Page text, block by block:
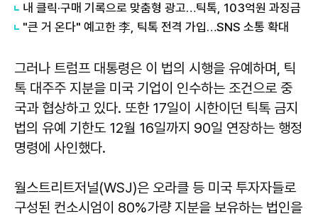
내 클릭·구매 기록으로 맞춤형 광고…틱톡, 103억원 과징금
"큰 거 온다" 예고한 李, 틱톡 전격 가입…SNS 소통 확대
그러나 트럼프 대통령은 이 법의 시행을 유예하며, 틱
톡 대주주 지분을 미국 기업이 인수하는 조건으로 중
국과 협상하고 있다. 또한 17일이 시한이던 틱톡 금지
법의 유예 기한도 12월 16일까지 90일 연장하는 행정
명령에 사인했다.
월스트리트저널(WSJ)은 오라클 등 미국 투자자들로
구성된 컨소시엄이 80%가량 지분을 보유하는 법인을